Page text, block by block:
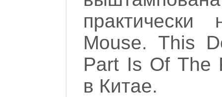
Mouse. This
Part Is Of The
в Китае.